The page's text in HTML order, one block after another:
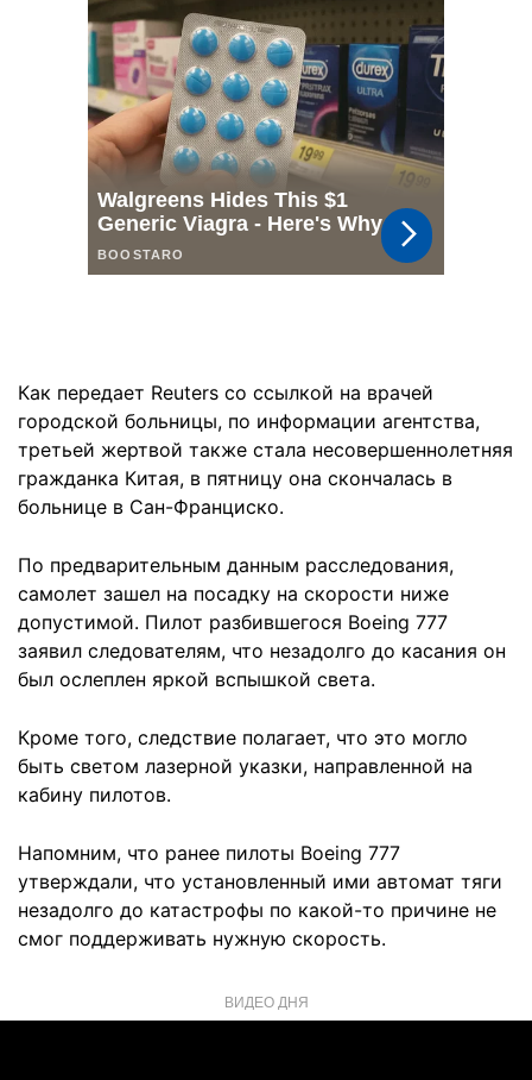
Как передает Reuters со ссылкой на врачей
городской больницы, по информации агентства,
третьей жертвой также стала несовершеннолетняя
гражданка Китая, в пятницу она скончалась в
больнице в Сан-Франциско.
По предварительным данным расследования,
самолет зашел на посадку на скорости ниже
допустимой. Пилот разбившегося Boeing 777
заявил следователям, что незадолго до касания он
был ослеплен яркой вспышкой света.
Кроме того, следствие полагает, что это могло
быть светом лазерной указки, направленной на
кабину пилотов.
Напомним, что ранее пилоты Boeing 777
утверждали, что установленный ими автомат тяги
незадолго до катастрофы по какой-то причине не
смог поддерживать нужную скорость.
ВИДЕО ДНЯ